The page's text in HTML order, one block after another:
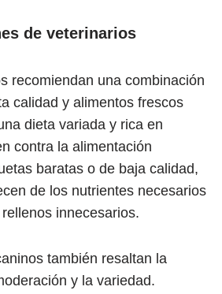
de veterinarios
recomiendan una combinación
calidad y alimentos frescos
dieta variada y rica en
contra la alimentación
baratas o de baja calidad,
de los nutrientes necesarios
innecesarios.
también resaltan la
y la variedad.